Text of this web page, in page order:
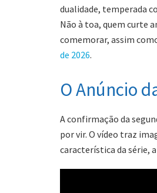
dualidade, temperada
Não à toa, quem curte
comemorar, assim
de 2026.
O Anúncio
A confirmação da
por vir. O vídeo traz
característica da série,